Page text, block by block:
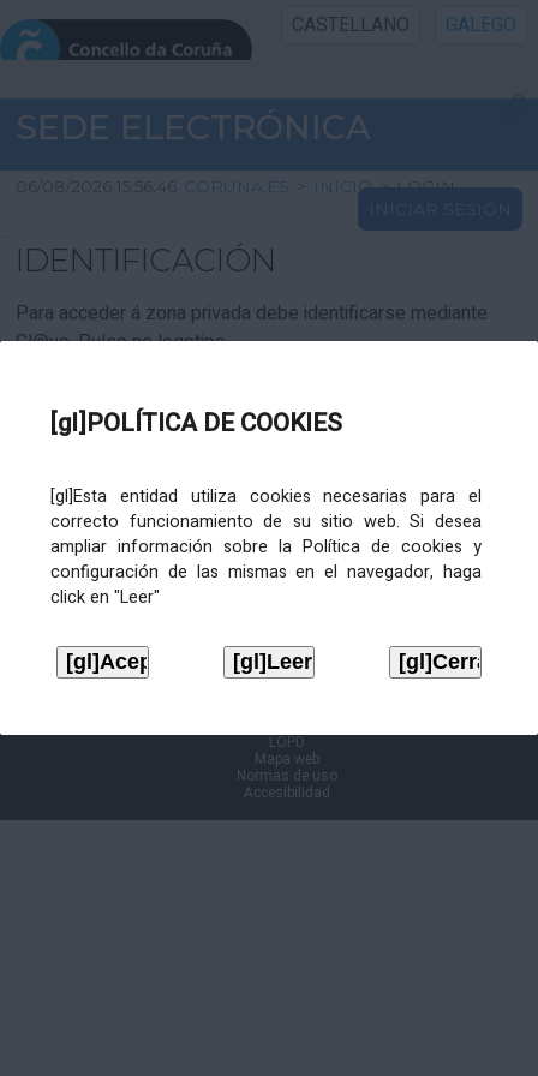
[gl]POLÍTICA DE COOKIES
[gl]Esta entidad utiliza cookies necesarias para el
correcto funcionamiento de su sitio web. Si desea
ampliar información sobre la Política de cookies y
configuración de las mismas en el navegador, haga
click en "Leer"
CASTELLANO GALEGO
INICIO SEDE
INICIO
INFORMACIÓN PÚBLICA
CARTAFOL CIDADÁN
SEDE ELECTRÓNICA
06/08/2026 15:56:46 CORUNA.ES > INICIO > LOGIN
INICIAR SESIÓN
IDENTIFICACIÓN
Para acceder á zona privada debe identificarse mediante
Cl@ve. Pulse no logotipo
LOPD
Mapa web
Normas de uso
Accesibilidad